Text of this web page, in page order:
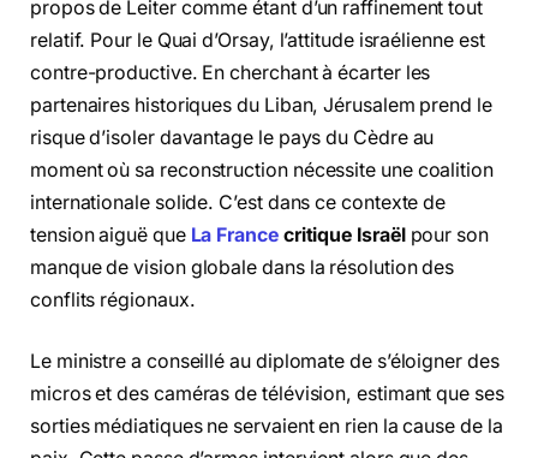
propos de Leiter comme étant d’un raffinement tout
relatif. Pour le Quai d’Orsay, l’attitude israélienne est
contre-productive. En cherchant à écarter les
partenaires historiques du Liban, Jérusalem prend le
risque d’isoler davantage le pays du Cèdre au
moment où sa reconstruction nécessite une coalition
internationale solide. C’est dans ce contexte de
tension aiguë que La Francecritique Israëlpour son
manque de vision globale dans la résolution des
conflits régionaux.
Le ministre a conseillé au diplomate de s’éloigner des
micros et des caméras de télévision, estimant que ses
sorties médiatiques ne servaient en rien la cause de la